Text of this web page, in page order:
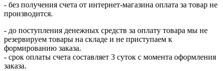
- без получения счета от интернет-магазина оплата за товар не
производится.
- до поступления денежных средств за оплату товара мы не
резервируем товары на складе и не приступаем к
формированию заказа.
- срок оплаты счета составляет 3 суток с момента оформления
заказа.